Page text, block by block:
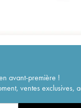
avant-première !
ventes exclusives,